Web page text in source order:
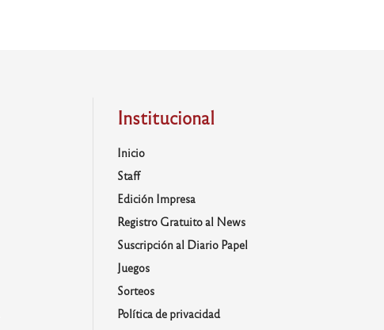
Institucional
Inicio
Staff
Edición Impresa
Registro Gratuito al News
Suscripción al Diario Papel
Juegos
Sorteos
Política de privacidad